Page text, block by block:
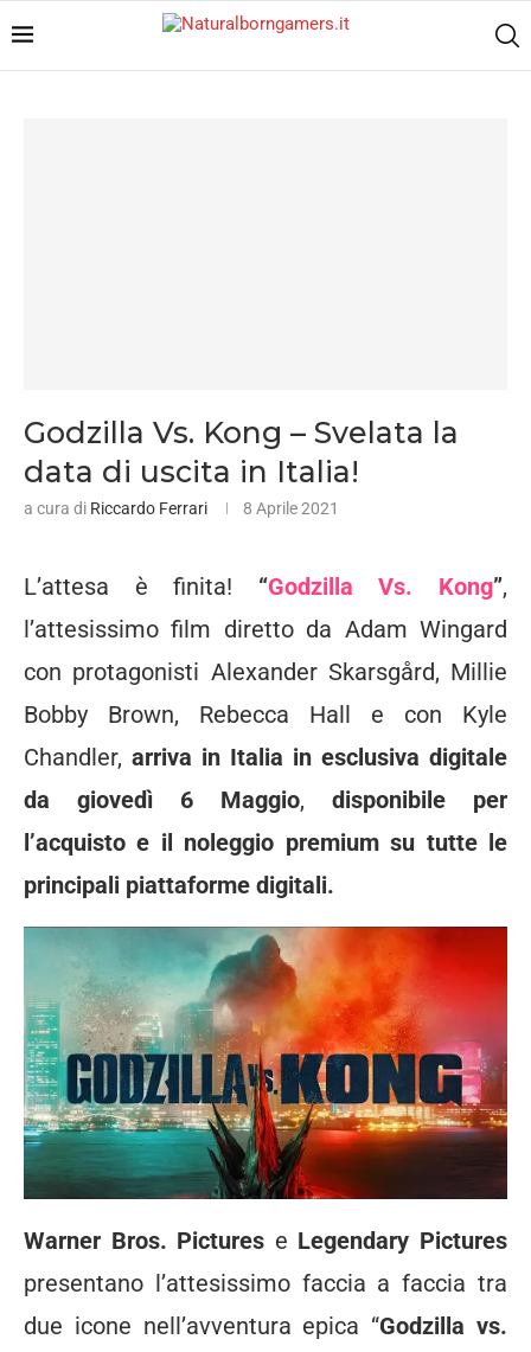
Godzilla Vs. Kong – Svelata la
data di uscita in Italia!
a cura di Riccardo Ferrari 8 Aprile 2021
L’attesa è finita! “Godzilla Vs. Kong”,
l’attesissimo film diretto da Adam Wingard
con protagonisti Alexander Skarsgård, Millie
Bobby Brown,
Rebecca Hall e con Kyle
Chandler, arriva in Italia in esclusiva digitale
da giovedì 6 Maggio, disponibile per
l’acquisto e il noleggio premium su tutte le
principali piattaforme digitali.
Warner Bros. Pictures e Legendary Pictures
presentano l’attesissimo faccia a faccia tra
due icone nell’avventura epica “Godzilla vs.